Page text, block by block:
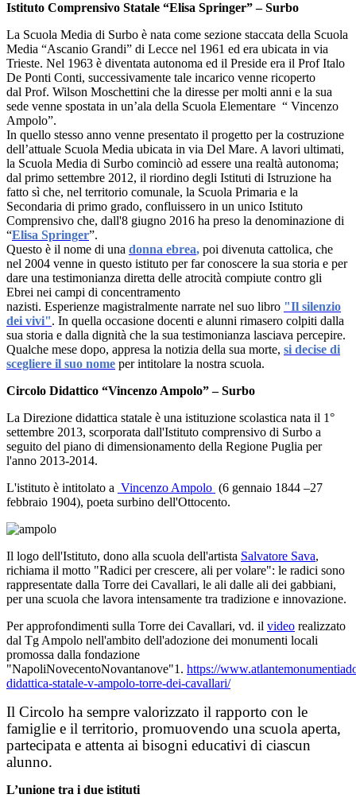
Istituto Comprensivo Statale “Elisa Springer” – Surbo
La Scuola Media di Surbo è nata come sezione staccata della Scuola
Media “Ascanio Grandi” di Lecce nel 1961 ed era ubicata in via
Trieste. Nel 1963 è diventata autonoma ed il Preside era il Prof Italo
De Ponti Conti, successivamente tale incarico venne ricoperto
dal Prof. Wilson Moschettini che la diresse per molti anni e la sua
sede venne spostata in un’ala della Scuola Elementare “ Vincenzo
Ampolo”.
In quello stesso anno venne presentato il progetto per la costruzione
dell’attuale Scuola Media ubicata in via Del Mare. A lavori ultimati,
la Scuola Media di Surbo cominciò ad essere una realtà autonoma;
dal primo settembre 2012, il riordino degli Istituti di Istruzione ha
fatto sì che, nel territorio comunale, la Scuola Primaria e la
Secondaria di primo grado, confluissero in un unico Istituto
Comprensivo che, dall'8 giugno 2016 ha preso la denominazione di
“Elisa Springer”.
Questo è il nome di una donna ebrea, poi divenuta cattolica, che
nel 2004 venne in questo istituto per far conoscere la sua storia e per
dare una testimonianza diretta delle atrocità compiute contro gli
Ebrei nei campi di concentramento
nazisti. Esperienze magistralmente narrate nel suo libro "Il silenzio
dei vivi". In quella occasione docenti e alunni rimasero colpiti dalla
sua storia e dalla dignità che la sua testimonianza lasciava percepire.
Qualche mese dopo, appresa la notizia della sua morte, si decise di
scegliere il suo nome per intitolare la nostra scuola.
Circolo Didattico “Vincenzo Ampolo” – Surbo
La Direzione didattica statale è una istituzione scolastica nata il 1°
settembre 2013, scorporata dall'Istituto comprensivo di Surbo a
seguito del piano di dimensionamento della Regione Puglia per
l'anno 2013-2014.
L'istituto è intitolato a Vincenzo Ampolo (6 gennaio 1844 –27
febbraio 1904), poeta surbino dell'Ottocento.
Il logo dell'Istituto, dono alla scuola dell'artista Salvatore Sava,
richiama il motto "Radici per crescere, ali per volare": le radici sono
rappresentate dalla Torre dei Cavallari, le ali dalle ali dei gabbiani,
per una scuola che lavora intensamente tra tradizione e innovazione.
Per approfondimenti sulla Torre dei Cavallari, vd. il video realizzato
dal Tg Ampolo nell'ambito dell'adozione dei monumenti locali
promossa dalla fondazione
"NapoliNovecentoNovantanove"1 . https://
didattica-statale-v-ampolo-torre-dei-cavallari/
Il Circolo ha sempre valorizzato il rapporto con le
famiglie e il territorio, promuovendo una scuola aperta,
partecipata e attenta ai bisogni educativi di ciascun
alunno.
L’unione tra i due istituti